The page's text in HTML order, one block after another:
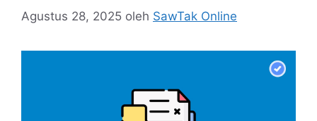
Agustus 28, 2025 oleh SawTak Online